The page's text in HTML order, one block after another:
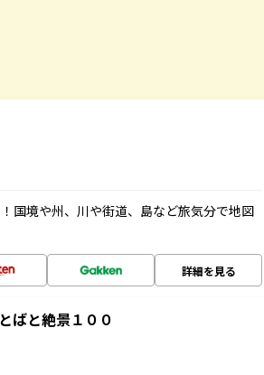
国境や州、川や街道、島など旅気分で地図
詳細を見る
ばと絶景１００